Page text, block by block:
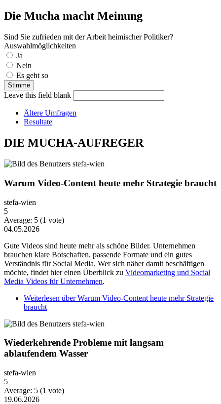
Die Mucha macht Meinung
Sind Sie zufrieden mit der Arbeit heimischer Politiker?
Auswahlmöglichkeiten
Ja
Nein
Es geht so
Leave this field blank
Ältere Umfragen
Resultate
DIE MUCHA-AUFREGER
Warum Video-Content heute mehr Strategie braucht
stefa-wien
5
Average: 5 (1 vote)
04.05.2026
Gute Videos sind heute mehr als schöne Bilder. Unternehmen
brauchen klare Botschaften, passende Formate und ein gutes
Verständnis für Social Media. Wer sich näher damit beschäftigen
möchte, findet hier einen Überblick zu Videomarketing und Social
Media Videos für Unternehmen.
Weiterlesen über Warum Video-Content heute mehr Strategie
braucht
Wiederkehrende Probleme mit langsam
ablaufendem Wasser
stefa-wien
5
Average: 5 (1 vote)
19.06.2026